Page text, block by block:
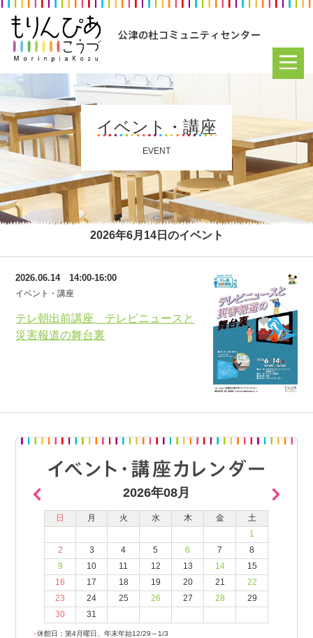
イベント・講座
EVENT
2026年6月14日のイベント
テレ朝出前講座 テレビニュースと
災害報道の舞台裏
2026.06.14 14:00-16:00
イベント・講座
2026年08月
日 月 火 水 木 金
土
1
2
3 4 5 6 7
8
9
10 11 12 13 14
15
16
17 18 19 20 21
22
23
24 25 26 27 28
29
30
31
●休館日：第4月曜日、年末年始12/29～1/3